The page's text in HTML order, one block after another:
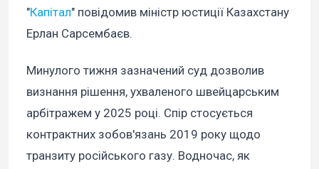
"Капітал" повідомив міністр юстиції Казахстану
Ерлан Сарсембаєв.
Минулого тижня зазначений суд дозволив
визнання рішення, ухваленого швейцарським
арбітражем у 2025 році. Спір стосується
контрактних зобов'язань 2019 року щодо
транзиту російського газу. Водночас, як